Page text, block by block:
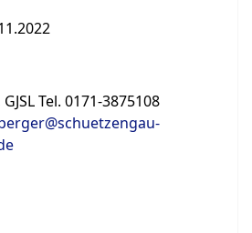
Tel. 0171-3875108